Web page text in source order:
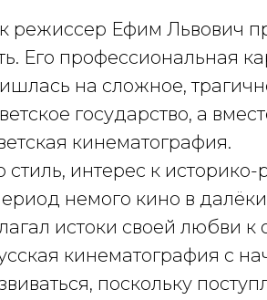
режиссер Ефим Львович
Его профессиональная
на сложное,
государство, а
кинематография.
стиль, интерес к
немого кино в
истоки своей любви
кинематография с
поскольку